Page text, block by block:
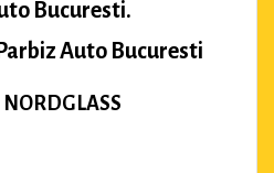
Bucuresti.
Parbiz Auto Bucuresti